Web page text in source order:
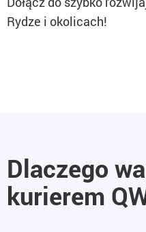
Rydze i okolicach!
Dlaczego
kurierem